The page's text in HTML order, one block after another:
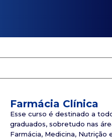
Farmácia Clínica
Esse curso é destinado a
graduados, sobretudo nas
Farmácia, Medicina, Nutrição